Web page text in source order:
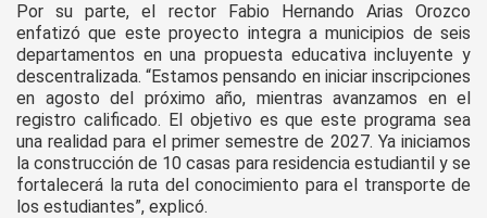
Por su parte, el rector Fabio Hernando Arias Orozco
enfatizó que este proyecto integra a municipios de seis
departamentos en una propuesta educativa incluyente y
descentralizada. “Estamos pensando en iniciar inscripciones
en agosto del próximo año, mientras avanzamos en el
registro calificado. El objetivo es que este programa sea
una realidad para el primer semestre de 2027. Ya iniciamos
la construcción de 10 casas para residencia estudiantil y se
fortalecerá la ruta del conocimiento para el transporte de
los estudiantes”, explicó.